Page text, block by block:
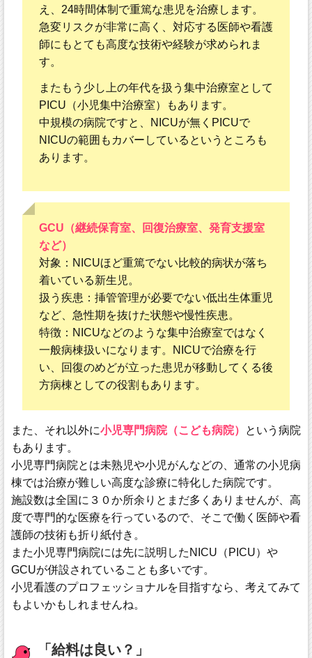
え、24時間体制で重篤な患児を治療します。
急変リスクが非常に高く、対応する医師や看護
師にもとても高度な技術や経験が求められま
す。
またもう少し上の年代を扱う集中治療室として
PICU（小児集中治療室）もあります。
中規模の病院ですと、NICUが無くPICUで
NICUの範囲もカバーしているというところも
あります。
GCU（継続保育室、回復治療室、発育支援室
など）
対象：NICUほど重篤でない比較的病状が落ち
着いている新生児。
扱う疾患：挿管管理が必要でない低出生体重児
など、急性期を抜けた状態や慢性疾患。
特徴：NICUなどのような集中治療室ではなく
一般病棟扱いになります。NICUで治療を行
い、回復のめどが立った患児が移動してくる後
方病棟としての役割もあります。
また、それ以外に小児専門病院（こども病院）
という病院
もあります。
小児専門病院とは未熟児や小児がんなどの、通常の小児病
棟では治療が難しい高度な診療に特化した病院です。
施設数は全国に３０か所余りとまだ多くありませんが、高
度で専門的な医療を行っているので、そこで働く医師や看
護師の技術も折り紙付き。
また小児専門病院には先に説明したNICU（PICU）や
GCUが併設されていることも多いです。
小児看護のプロフェッショナルを目指すなら、考えてみて
もよいかもしれませんね。
「給料は良い？」